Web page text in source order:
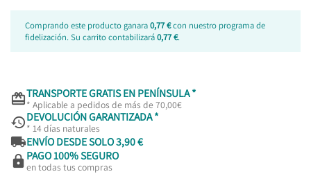
Comprando este producto ganara0,77 €con nuestro programa de
fidelización. Su carrito contabilizará0,77 €.
TRANSPORTE GRATIS EN PENÍNSULA *
* Aplicable a pedidos de más de 70,00€
DEVOLUCIÓN GARANTIZADA *
* 14 días naturales
ENVÍO DESDE SOLO 3,90 €
 PAGO 100% SEGURO
en todas tus compras